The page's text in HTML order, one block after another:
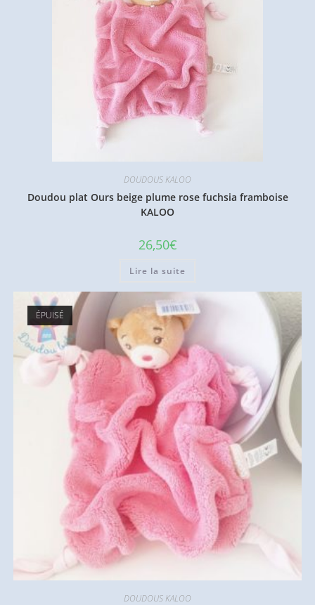
DOUDOUS KALOO
Doudou plat Ours beige plume rose fuchsia framboise
KALOO
26,50€
Lire la suite
ÉPUISÉ
DOUDOUS KALOO